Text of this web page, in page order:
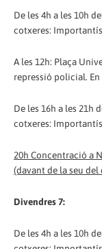
De les 4h a les 10h
cotxeres:
A les 12h: Plaça
repressió policial.
De les 16h a les 21h
cotxeres:
20h Concentració a
(davant de la seu
Divendres 7:
De les 4h a les 10h